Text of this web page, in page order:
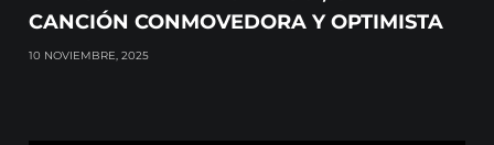
CANCIÓN CONMOVEDORA Y OPTIMISTA
10 NOVIEMBRE, 2025